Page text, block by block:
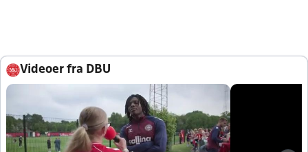
Videoer fra DBU